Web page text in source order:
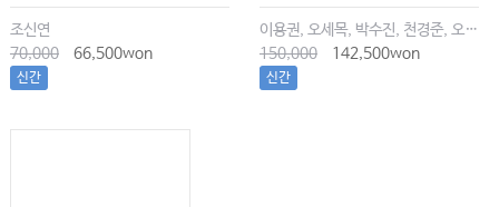
조신연
70,000
66,500won
신간
이용권, 오세목, 박수진, 천경준, 오한솔
150,000
142,500won
신간